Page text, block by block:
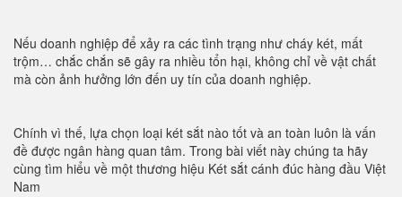
Nếu doanh nghiệp để xảy ra các tình trạng như cháy két, mất
trộm… chắc chắn sẽ gây ra nhiều tổn hại, không chỉ về vật chất
mà còn ảnh hưởng lớn đến uy tín của doanh nghiệp.
Chính vì thế, lựa chọn loại két sắt nào tốt và an toàn luôn là vấn
đề được ngân hàng quan tâm. Trong bài viết này chúng ta hãy
cùng tìm hiểu về một thương hiệu Két sắt cánh đúc hàng đầu Việt
Nam